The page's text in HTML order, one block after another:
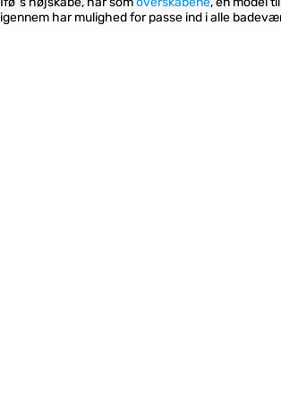
igennem har mulighed for passe ind i alle